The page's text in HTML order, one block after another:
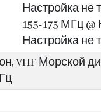
Настройка не
155-175 МГц @
Настройка не
VHF Морской